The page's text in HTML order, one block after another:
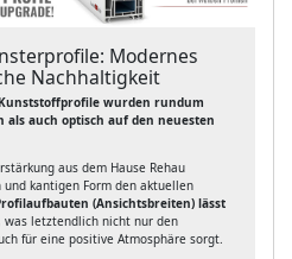
Modernes
Nachhaltigkeit
wurden rundum
auch optisch auf den neuesten
aus dem Hause Rehau
kantigen Form den aktuellen
(Ansichtsbreiten) lässt
was letztendlich nicht nur den
für eine positive Atmosphäre sorgt.